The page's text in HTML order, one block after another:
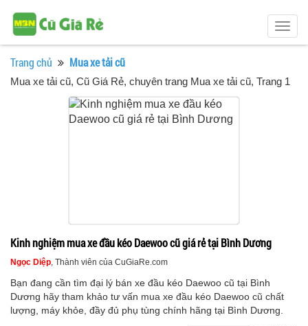
Trang chủ Mua xe tải cũ
Mua xe tải cũ, Cũ Giá Rẻ, chuyên trang Mua xe tải cũ, Trang 1
Kinh nghiệm mua xe đầu kéo Daewoo cũ giá rẻ tại Bình Dương
Ngọc Diệp, Thành viên của CuGiaRe.com
Bạn đang cần tìm đại lý bán xe đầu kéo Daewoo cũ tại Bình
Dương hãy tham khảo tư vấn mua xe đầu kéo Daewoo cũ chất
lượng, máy khỏe, đầy đủ phụ tùng chính hãng tại Bình Dương.